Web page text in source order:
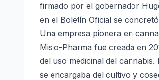
firmado por el gobernador
en el Boletín Oficial se
Una empresa pionera en
Misio-Pharma fue creada en
del uso medicinal del
se encargaba del cultivo y